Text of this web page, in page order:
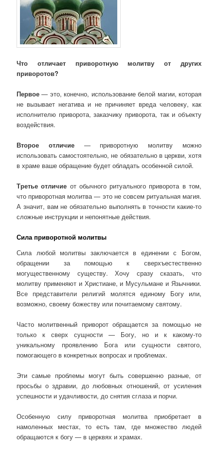
Что отличает приворотную молитву от других
приворотов?
Первое — это, конечно, использование белой магии, которая
не вызывает негатива и не причиняет вреда человеку, как
исполнителю приворота, заказчику приворота, так и объекту
воздействия.
Второе отличие— приворотную молитву можно
использовать самостоятельно, не обязательно в церкви, хотя
в храме ваше обращение будет обладать особенной силой.
Третье отличие от обычного ритуального приворота в том,
что приворотная молитва — это не совсем ритуальная магия.
А значит, вам не обязательно выполнять в точности какие-то
сложные инструкции и непонятные действия.
Сила приворотной молитвы
Сила любой молитвы заключается в единении с Богом,
обращении за помощью к сверхъестественно
могущественному существу. Хочу сразу сказать, что
молитву применяют и Христиане, и Мусульмане и Язычники.
Все представители религий молятся единому Богу или,
возможно, своему божеству или почитаемому святому.
Часто молитвенный приворот обращается за помощью не
только к сверх сущности — Богу, но и к какому-то
уникальному проявлению Бога или сущности святого,
помогающего в конкретных вопросах и проблемах.
Эти самые проблемы могут быть совершенно разные, от
просьбы о здравии, до любовных отношений, от усиления
успешности и удачливости, до снятия сглаза и порчи.
Особенную силу приворотная молитва приобретает в
намоленных местах, то есть там, где множество людей
обращаются к богу — в церквях и храмах.